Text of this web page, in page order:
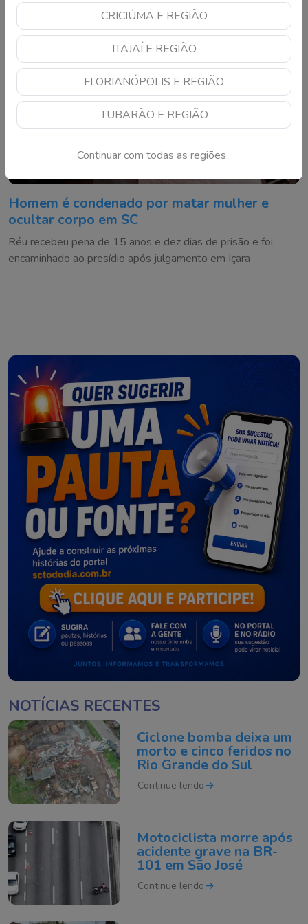
CRICIÚMA E REGIÃO
ITAJAÍ E REGIÃO
FLORIANÓPOLIS E REGIÃO
TUBARÃO E REGIÃO
Continuar com todas as regiões
Homem é condenado por matar mulher e
ocultar corpo em SC
Réu recebeu pena de 15 anos e dez dias de prisão e foi
encaminhado ao presídio após julgamento em Içara
NOTÍCIAS RECENTES
Ciclone bomba deixa um
morto e cinco feridos no
Rio Grande do Sul
Continue lendo
Motociclista morre após
acidente grave na BR-
101 em São José
Continue lendo